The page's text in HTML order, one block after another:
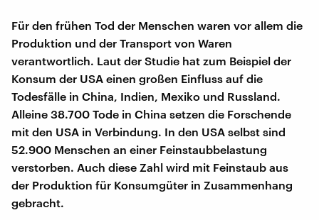
Für den frühen Tod der Menschen waren vor allem die
Produktion und der Transport von Waren
verantwortlich. Laut der Studie hat zum Beispiel der
Konsum der USA einen großen Einfluss auf die
Todesfälle in China, Indien, Mexiko und Russland.
Alleine 38.700 Tode in China setzen die Forschende
mit den USA in Verbindung. In den USA selbst sind
52.900 Menschen an einer Feinstaubbelastung
verstorben. Auch diese Zahl wird mit Feinstaub aus
der Produktion für Konsumgüter in Zusammenhang
gebracht.